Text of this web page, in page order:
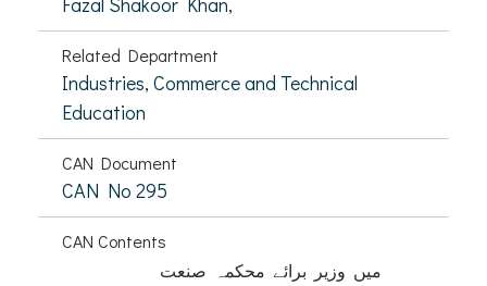
Related Department
Industries, Commerce and Technical
Education
CAN Document
CAN No 295
CAN Contents
میں وزیر برائے محکمہ صنعت